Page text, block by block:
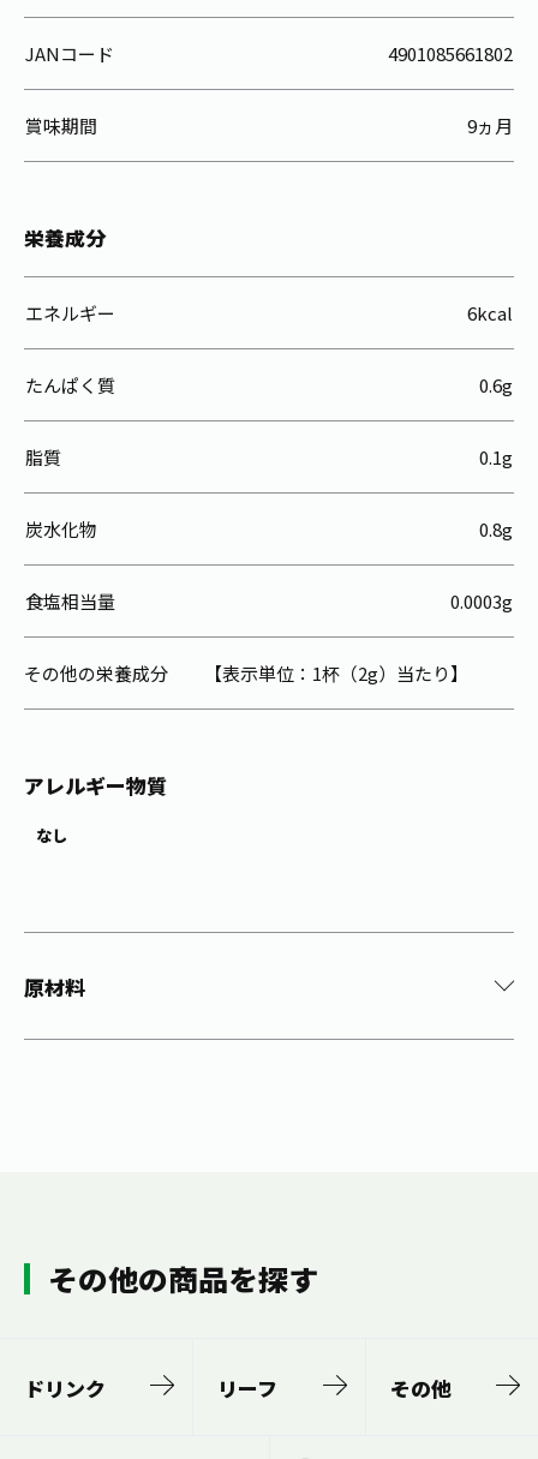
JANコード 4901085661802
賞味期間 9ヵ月
栄養成分
エネルギー 6kcal
たんぱく質 0.6g
脂質 0.1g
炭水化物 0.8g
食塩相当量 0.0003g
その他の栄養成分 【表示単位：1杯（2g）当たり】
アレルギー物質
なし
原材料
その他の商品を探す
ドリンク リーフ その他